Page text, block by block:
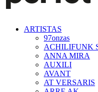
ARTISTAS
97onzas
ACHILIFUNK
ANNA MIRA
AUXILI
AVANT
AT VERSARIS